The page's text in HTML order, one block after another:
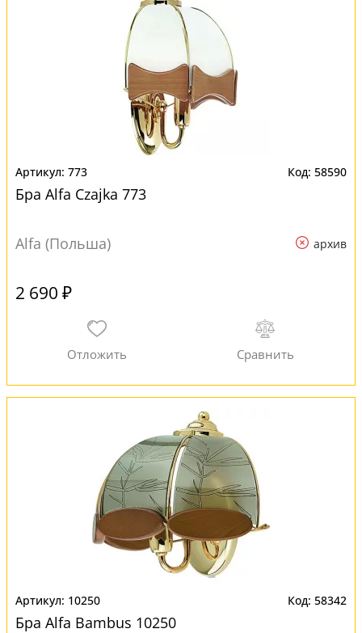
773 58590
Бра Alfa Czajka 773
Alfa (Польша) архив
2 690 ₽
10250 58342
Бра Alfa Bambus 10250